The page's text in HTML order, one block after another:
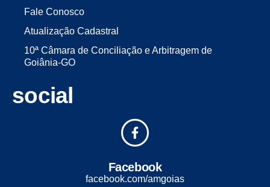
Fale Conosco
Atualização Cadastral
10ª Câmara de Conciliação e Arbitragem de
Goiânia-GO
social
Facebook
facebook.com/amgoias